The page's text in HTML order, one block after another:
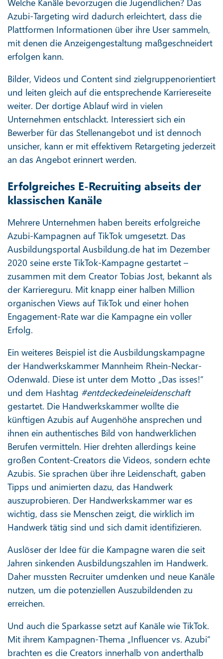
Azubi-Targeting wird dadurch erleichtert, dass die
Plattformen Informationen über ihre User sammeln,
mit denen die Anzeigengestaltung maßgeschneidert
erfolgen kann.
Bilder, Videos und Content sind zielgruppenorientiert
und leiten gleich auf die entsprechende Karriereseite
weiter. Der dortige Ablauf wird in vielen
Unternehmen entschlackt. Interessiert sich ein
Bewerber für das Stellenangebot und ist dennoch
unsicher, kann er mit effektivem Retargeting jederzeit
an das Angebot erinnert werden.
Erfolgreiches E-Recruiting abseits der
klassischen Kanäle
Mehrere Unternehmen haben bereits erfolgreiche
Azubi-Kampagnen auf TikTok umgesetzt. Das
Ausbildungsportal Ausbildung.de hat im Dezember
2020 seine erste TikTok-Kampagne gestartet –
zusammen mit dem Creator Tobias Jost, bekannt als
der Karriereguru. Mit knapp einer halben Million
organischen Views auf TikTok und einer hohen
Engagement-Rate war die Kampagne ein voller
Erfolg.
Ein weiteres Beispiel ist die Ausbildungskampagne
der Handwerkskammer Mannheim Rhein-Neckar-
Odenwald. Diese ist unter dem Motto „Das isses!“
und dem Hashtag #entdeckedeineleidenschaft
gestartet. Die Handwerkskammer wollte die
künftigen Azubis auf Augenhöhe ansprechen und
ihnen ein authentisches Bild von handwerklichen
Berufen vermitteln. Hier drehten allerdings keine
großen Content-Creators die Videos, sondern echte
Azubis. Sie sprachen über ihre Leidenschaft, gaben
Tipps und animierten dazu, das Handwerk
auszuprobieren. Der Handwerkskammer war es
wichtig, dass sie Menschen zeigt, die wirklich im
Handwerk tätig sind und sich damit identifizieren.
Auslöser der Idee für die Kampagne waren die seit
Jahren sinkenden Ausbildungszahlen im Handwerk.
Daher mussten Recruiter umdenken und neue Kanäle
nutzen, um die potenziellen Auszubildenden zu
erreichen.
Und auch die Sparkasse setzt auf Kanäle wie TikTok.
Mit ihrem Kampagnen-Thema „Influencer vs. Azubi“
brachten es die Creators innerhalb von anderthalb